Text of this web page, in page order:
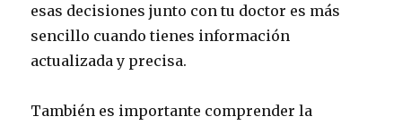
esas decisiones junto con tu doctor es más
sencillo cuando tienes información
actualizada y precisa.
También es importante comprender la